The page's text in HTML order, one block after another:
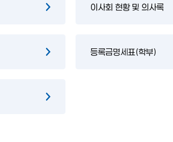
이사회 현황 및 의사록
등록금명세표(학부)